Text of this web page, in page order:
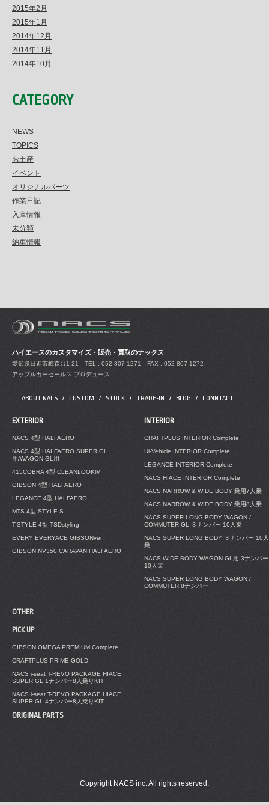
2015年2月
2015年1月
2014年12月
2014年11月
2014年10月
CATEGORY
NEWS
TOPICS
お土産
イベント
オリジナルパーツ
作業日記
入庫情報
未分類
納車情報
ハイエースのカスタマイズ・販売・買取のナックス
愛知県日進市梅森台1-21 TEL : 052-807-1271 FAX : 052-807-1272
アップルカーセールス プロデュース
ABOUT NACS CUSTOM STOCK TRADE-IN BLOG CONNTACT
EXTERIOR
NACS 4型 HALFAERO
NACS 4型 HALFAERO SUPER GL
用/WAGON GL用
415COBRA 4型 CLEANLOOKⅣ
GIBSON 4型 HALFAERO
LEGANCE 4型 HALFAERO
MTS 4型 STYLE-S
T-STYLE 4型 TSDstyling
EVERY EVERYACE GIBSONver
GIBSON NV350 CARAVAN HALFAERO
INTERIOR
CRAFTPLUS INTERIOR Complete
Ui-Vehicle INTERIOR Complete
LEGANCE INTERIOR Complete
NACS HIACE INTERIOR Complete
NACS NARROW & WIDE BODY 乗用7人乗
NACS NARROW & WIDE BODY 乗用8人乗
NACS SUPER LONG BODY WAGON /
COMMUTER GL ３ナンバー 10人乗
NACS SUPER LONG BODY ３ナンバー 10人
乗
NACS WIDE BODY WAGON GL用 3ナンバー
10人乗
NACS SUPER LONG BODY WAGON /
COMMUTER 8ナンバー
OTHER
PICK UP
GIBSON OMEGA PREMIUM Complete
CRAFTPLUS PRIME GOLD
NACS i-seat T-REVO PACKAGE HIACE
SUPER GL 1ナンバー8人乗りKIT
NACS i-seat T-REVO PACKAGE HIACE
SUPER GL 4ナンバー8人乗りKIT
ORIGINAL PARTS
Copyright NACS inc. All rights reserved.